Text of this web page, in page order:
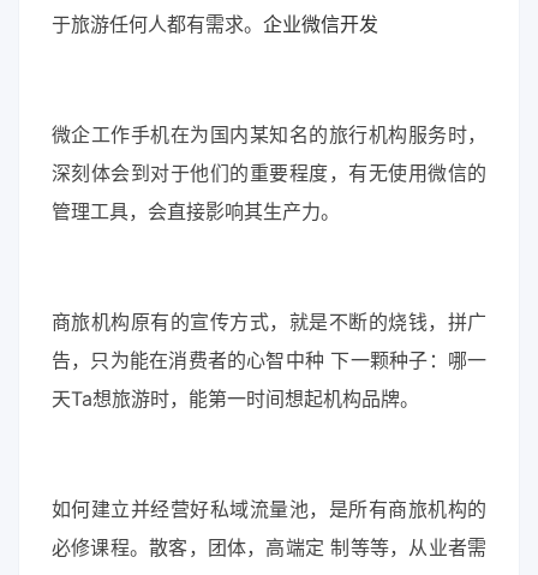
于旅游任何人都有需求。 企业微信开发
微企工作手机在为国内某知名的旅行机构服务时，
深刻体会到对于他们的重要程度，有无使用微信的
管理工具，会直接影响其生产力。
商旅机构原有的宣传方式，就是不断的烧钱，拼广
告，只为能在消费者的心智中种 下一颗种子：哪一
天Ta想旅游时，能第一时间想起机构品牌。
如何建立并经营好私域流量池，是所有商旅机构的
必修课程。散客，团体，高端定 制等等，从业者需